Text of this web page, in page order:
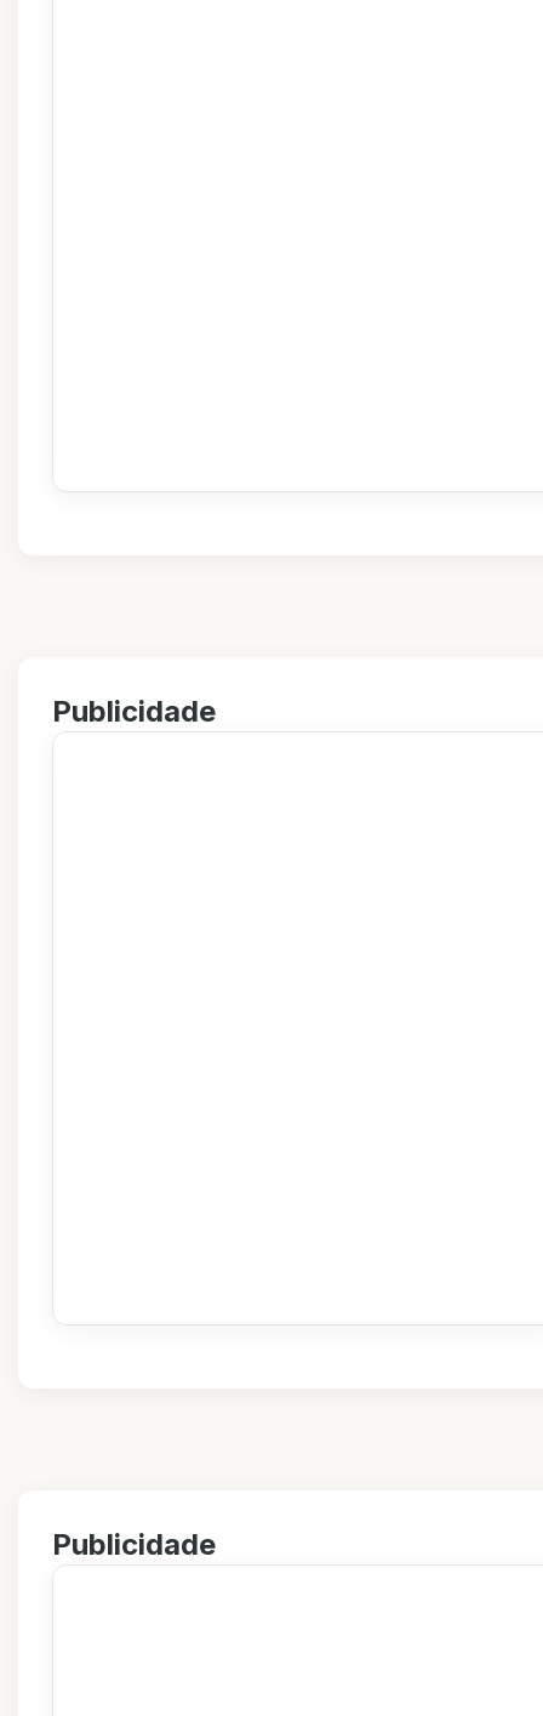
Publicidade
Publicidade